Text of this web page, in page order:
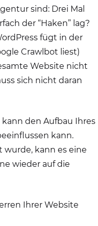
sind: Drei Mal
der “Haken” lag?
fügt in der
Crawlbot liest)
Website nicht
sich nicht daran
den Aufbau Ihres
kann.
kann es eine
wieder auf die
Ihrer Website